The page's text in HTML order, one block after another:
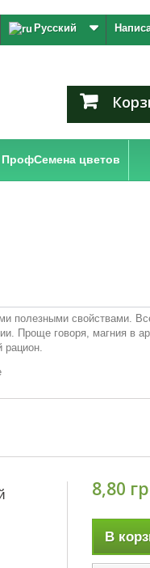
Русский
ПрофСемена цветов
полезными свойствами.
Проще говоря, магния в
рацион.
8,80
В